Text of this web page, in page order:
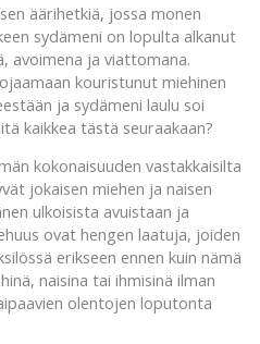
äärihetkiä, jossa monen
sydämeni on lopulta alkanut
avoimena ja viattomana.
kouristunut miehinen
ja sydämeni laulu soi
kaikkea tästä seuraakaan?
kokonaisuuden vastakkaisilta
jokaisen miehen ja naisen
ulkoisista avuistaan ja
ovat hengen laatuja, joiden
erikseen ennen kuin nämä
naisina tai ihmisinä ilman
olentojen loputonta